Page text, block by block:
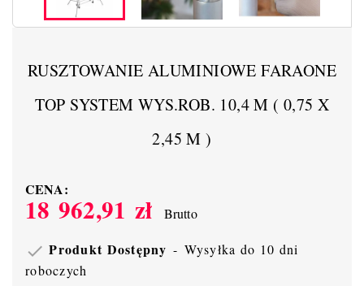
RUSZTOWANIE ALUMINIOWE FARAONE
TOP SYSTEM WYS.ROB. 10,4 M ( 0,75 X
2,45 M )
CENA:
18 962,91 zł Brutto
 Produkt Dostępny
Wysyłka do 10 dni
roboczych